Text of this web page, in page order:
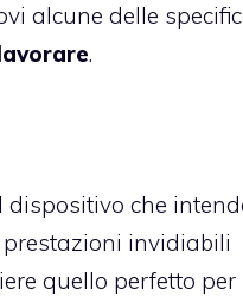
alcune delle
.
che
invidiabili
quello perfetto per